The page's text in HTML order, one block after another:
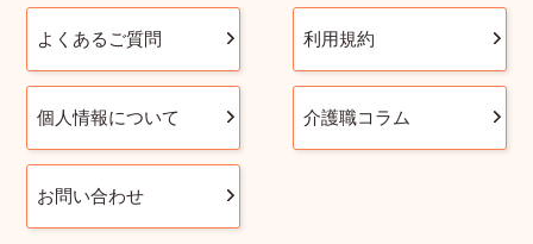
よくあるご質問 利用規約
個人情報について 介護職コラム
お問い合わせ